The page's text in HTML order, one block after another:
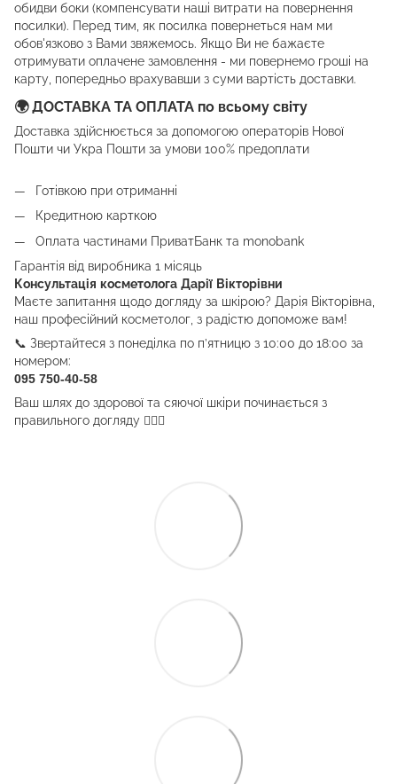
обидви боки (компенсувати наші витрати на повернення
посилки). Перед тим, як посилка повернеться нам ми
обов'язково з Вами звяжемось. Якщо Ви не бажаєте
отримувати оплачене замовлення - ми повернемо гроші на
карту, попередньо врахувавши з суми вартість доставки.
🌍 ДОСТАВКА ТА ОПЛАТА по всьому світу
Доставка здійснюється за допомогою операторів Нової
Пошти чи Укра Пошти за умови 100% предоплати
Готівкою при отриманні
Кредитною карткою
Оплата частинами ПриватБанк та monobank
Гарантія від виробника 1 місяць
Консультація косметолога Дарії Вікторівни
Маєте запитання щодо догляду за шкірою? Дарія Вікторівна,
наш професійний косметолог, з радістю допоможе вам!
📞 Звертайтеся з понеділка по п’ятницю з 10:00 до 18:00 за
номером:
095 750-40-58
Ваш шлях до здорової та сяючої шкіри починається з
правильного догляду 💆‍♀️✨